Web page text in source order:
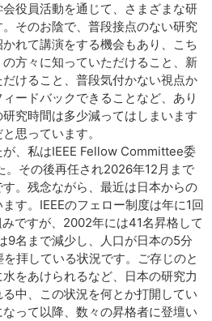
役員活動を通じて、さまざまな研
そのお陰で、普段接点のない研究
れて講演をする機会もあり、こち
方々に知っていただけること、新
けること、普段気付かない視点か
ードバックできることなど、あり
究時間は多少減ってはしまいます
思っています。
、私はIEEE Fellow Committee委
。その後再任され2026年12月まで
。残念ながら、最近は日本からの
す。IEEEのフェロー制度は年に1回
みですが、2002年には41名昇格して
9名まで減少し、人口が日本の5分
拝している状況です。ご存じのと
をあけられるなど、日本の研究力
中、この状況を何とか打開してい
って以降、数々の昇格者に登壇い